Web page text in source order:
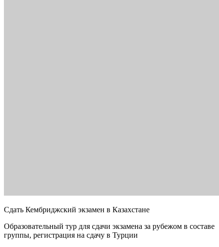
Сдать Кембриджский экзамен в Казахстане
Образовательный тур для сдачи экзамена за рубежом в составе
группы, регистрация на сдачу в Турции